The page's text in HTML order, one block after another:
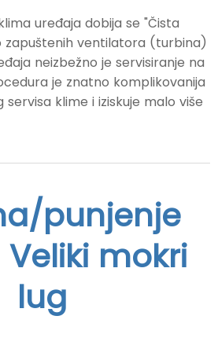
uređaja dobija se "Čista
zapuštenih ventilatora (turbina)
neizbežno je servisiranje na
je znatno komplikovanija
servisa klime i iziskuje malo više
punjenje
mokri
lug